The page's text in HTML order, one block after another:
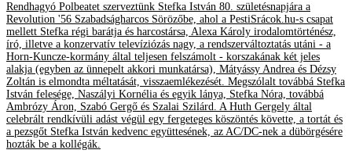
Rendhagyó Polbeatet szerveztünk Stefka István 80. születésnapjára a
Revolution '56 Szabadságharcos Sörözőbe, ahol a PestiSrácok.hu-s csapat
mellett Stefka régi barátja és harcostársa, Alexa Károly irodalomtörténész,
író, illetve a konzervatív televíziózás nagy, a rendszerváltoztatás utáni - a
Horn-Kuncze-kormány által teljesen felszámolt - korszakának két jeles
alakja (egyben az ünnepelt akkori munkatársa), Mátyássy Andrea és Dézsy
Zoltán is elmondta méltatását, visszaemlékezését. Megszólalt továbbá Stefka
István felesége, Naszályi Kornélia és egyik lánya, Stefka Nóra, továbbá
Ambrózy Áron, Szabó Gergő és Szalai Szilárd. A Huth Gergely által
celebrált rendkívüli adást végül egy fergeteges köszöntés követte, a tortát és
a pezsgőt Stefka István kedvenc együttesének, az AC/DC-nek a dübörgésére
hozták be a kollégák.